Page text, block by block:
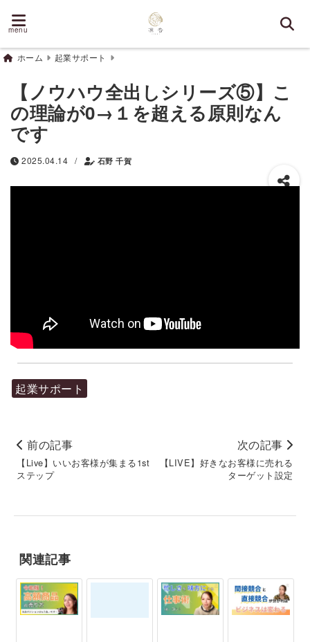
menu
ホーム 起業サポート
【ノウハウ全出しシリーズ⑤】こ
の理論が0→１を超える原則なん
です
2025.04.14 / 石野 千賀
起業サポート
前の記事
【Live】いいお客様が集まる1st
ステップ
次の記事
【LIVE】好きなお客様に売れる
ターゲット設定
関連記事